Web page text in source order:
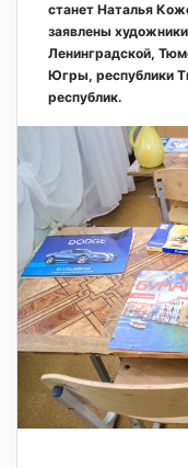
станет Наталья
заявлены
Ленинградской,
Югры, республики
республик.